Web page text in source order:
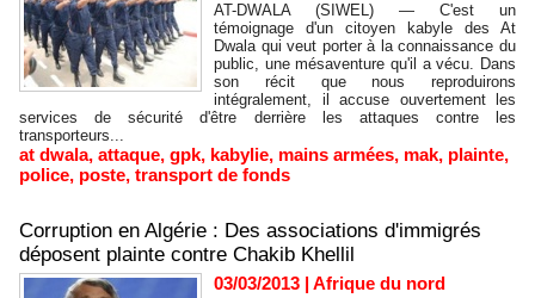
AT-DWALA (SIWEL) — C'est un
témoignage d'un citoyen kabyle des At
Dwala qui veut porter à la connaissance du
public, une mésaventure qu'il a vécu. Dans
son récit que nous reproduirons
intégralement, il accuse ouvertement les
services de sécurité d'être derrière les attaques contre les
transporteurs...
at dwala, attaque, gpk, kabylie, mains armées, mak, plainte,
police, poste, transport de fonds
Corruption en Algérie : Des associations d'immigrés
déposent plainte contre Chakib Khellil
03/03/2013 | Afrique du nord